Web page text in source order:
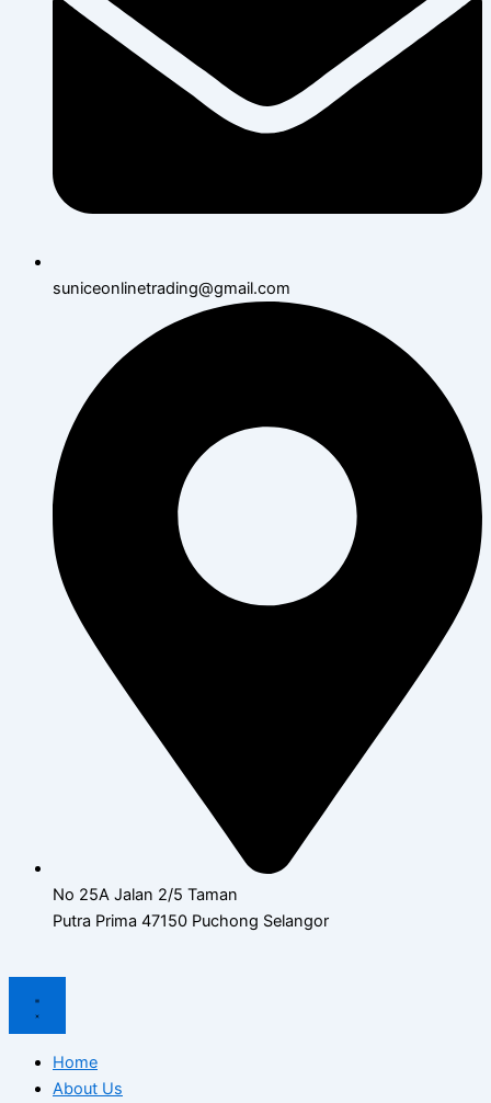
suniceonlinetrading@gmail.com
No 25A Jalan 2/5 Taman
Putra Prima 47150 Puchong Selangor
Home
About Us